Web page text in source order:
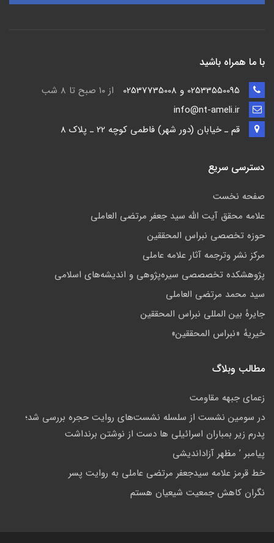
با ما همراه باشید
از ۱۰ صبح تا ۸ شب
قم ـ خيابان (دور شهر) فاطمي كوچه 22 ـ پلاک 8
دسترسی سریع
صفحه نخست
علامه محقق آیت الله سید جعفر مرتضی العاملی
حوزه تخصصی نبراس المحققین
مركز نشر وترجمه آثار علامه عاملی
پژوهشكده تخصصصى سیره‌پژوهی و اندیشه‌های اسلامی
سید محمد مرتضی العاملی
جايرهٔ بین المللی نبراس المحققین
خيريهٔ «نبراس المحققين»
مطالب وبلاگ
زعمای جبهه مقاومت
در سومین نشست از سلسله نشست‌های روایت حجره بررسی شد؛
پدرم زیر بمباران اسرائیلی ها دست از نوشتن برنداشت
پيامبر ’ مظهر آزادانديشی
خط قرمز علامه سیدجعفر مرتضی عاملی به روایت پسر
نگران کاهش جمعيت شيعيان هستم